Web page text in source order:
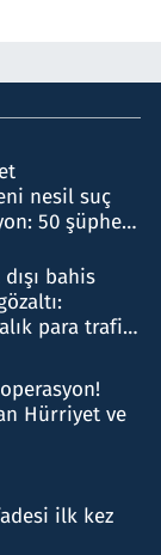
nesil suç
50 şüpheli
bahis
para trafiği
Hürriyet ve
ilk kez